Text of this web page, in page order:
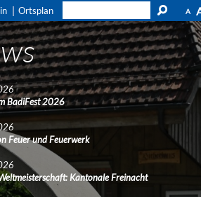
A
Ortsplan
BadiFest 2026
Feuer und Feuerwerk
Kantonale Freinacht